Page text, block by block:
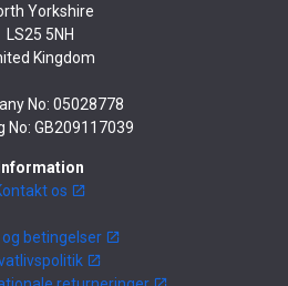
Yorkshire
LS25 5NH
Kingdom
No: 05028778
No: GB209117039
Information
os
og betingelser